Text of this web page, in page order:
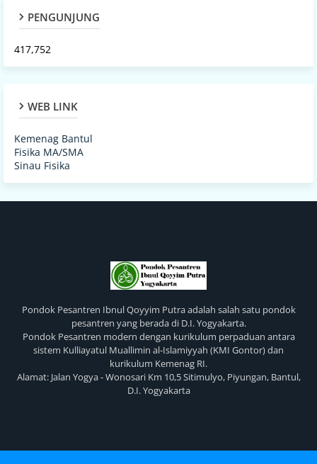
PENGUNJUNG
417,752
WEB LINK
Kemenag Bantul
Fisika MA/SMA
Sinau Fisika
Pondok Pesantren Ibnul Qoyyim Putra adalah salah satu pondok
pesantren yang berada di D.I. Yogyakarta.
Pondok Pesantren modern dengan kurikulum perpaduan antara
sistem Kulliayatul Muallimin al-Islamiyyah (KMI Gontor) dan
kurikulum Kemenag RI.
Alamat: Jalan Yogya - Wonosari Km 10,5 Sitimulyo, Piyungan, Bantul,
D.I. Yogyakarta